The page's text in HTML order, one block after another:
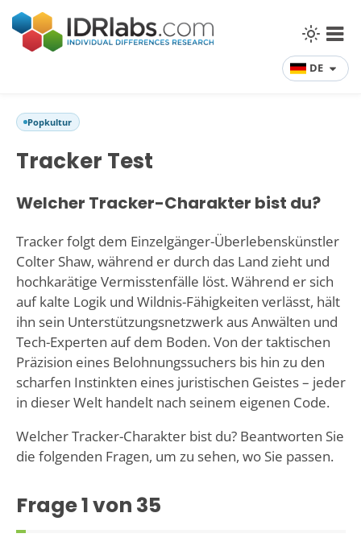
DE
Popkultur
Tracker Test
Welcher Tracker-Charakter bist du?
Tracker folgt dem Einzelgänger-Überlebenskünstler
Colter Shaw, während er durch das Land zieht und
hochkarätige Vermisstenfälle löst. Während er sich
auf kalte Logik und Wildnis-Fähigkeiten verlässt, hält
ihn sein Unterstützungsnetzwerk aus Anwälten und
Tech-Experten auf dem Boden. Von der taktischen
Präzision eines Belohnungssuchers bis hin zu den
scharfen Instinkten eines juristischen Geistes – jeder
in dieser Welt handelt nach seinem eigenen Code.
Welcher Tracker-Charakter bist du? Beantworten Sie
die folgenden Fragen, um zu sehen, wo Sie passen.
Frage1von 35